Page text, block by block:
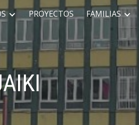
Skip to navigation
PROYECTOS FAMILIAS